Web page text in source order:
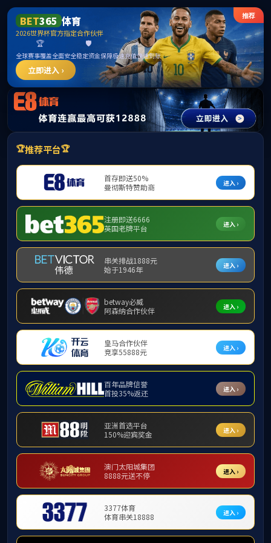
首页 学院概况
院长信箱
科学研究
科研动态
科研通知
重点学科
科研平台
科研成果
科普专栏
如果您无法在
下载免费小巧
下载免费的
下载此
PDF 文件